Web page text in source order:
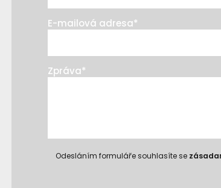
E-mailová adresa*
Zpráva*
Odesláním formuláře souhlasíte se